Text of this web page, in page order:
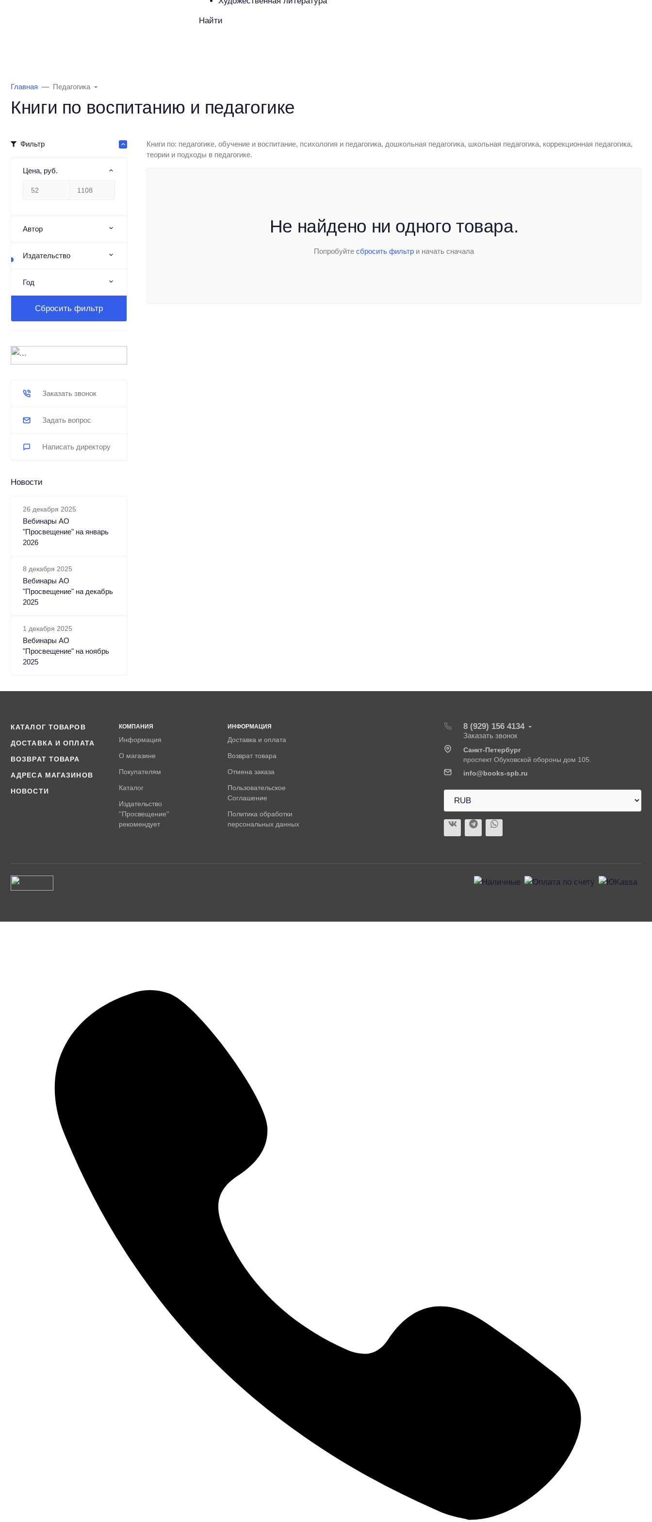
Найти
Главная Педагогика
Книги по воспитанию и педагогике
Фильтр
Цена, руб.
Автор
Издательство
Год
Сбросить фильтр
Заказать звонок
Задать вопрос
Написать директору
Новости
26 декабря 2025
Вебинары АО
"Просвещение" на январь
2026
8 декабря 2025
Вебинары АО
"Просвещение" на декабрь
2025
1 декабря 2025
Вебинары АО
"Просвещение" на ноябрь
2025
Книги по: педагогике, обучение и воспитание, психология и педагогика, дошкольная педагогика, школьная педагогика, коррекционная педагогика,
теории и подходы в педагогике.
Не найдено ни одного товара.
Попробуйте сбросить фильтр и начать сначала
КАТАЛОГ ТОВАРОВ
ДОСТАВКА И ОПЛАТА
ВОЗВРАТ ТОВАРА
АДРЕСА МАГАЗИНОВ
НОВОСТИ
КОМПАНИЯ
Информация
О магазине
Покупателям
Каталог
Издательство
''Просвещение''
рекомендует
ИНФОРМАЦИЯ
Доставка и оплата
Возврат товара
Отмена заказа
Пользовательское
Соглашение
Политика обработки
персональных данных
8 (929) 156 4134
Заказать звонок
Санкт-Петербург
проспект Обуховской обороны дом 105.
info@books-spb.ru